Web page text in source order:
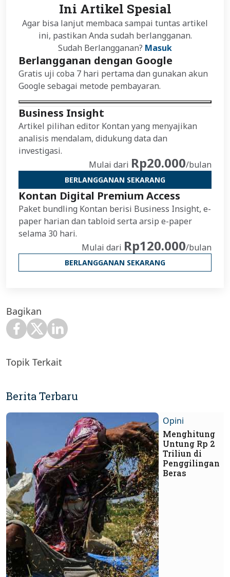
Ini Artikel Spesial
Agar bisa lanjut membaca sampai tuntas artikel
ini, pastikan Anda sudah berlangganan.
Sudah Berlangganan? Masuk
Berlangganan dengan Google
Gratis uji coba 7 hari pertama dan gunakan akun
Google sebagai metode pembayaran.
Business Insight
Artikel pilihan editor Kontan yang menyajikan
analisis mendalam, didukung data dan
investigasi.
Mulai dari Rp20.000/bulan
BERLANGGANAN SEKARANG
Kontan Digital Premium Access
Paket bundling Kontan berisi Business Insight, e-
paper harian dan tabloid serta arsip e-paper
selama 30 hari.
Mulai dari Rp120.000/bulan
BERLANGGANAN SEKARANG
Bagikan
Topik Terkait
Berita Terbaru
Opini
Menghitung
Untung Rp 2
Triliun di
Penggilingan
Beras